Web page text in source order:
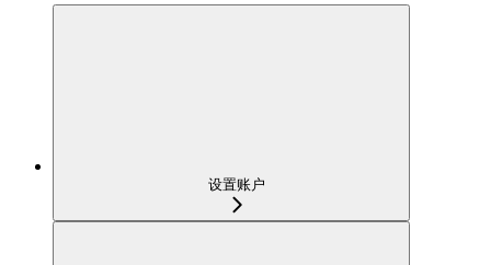
设置账户